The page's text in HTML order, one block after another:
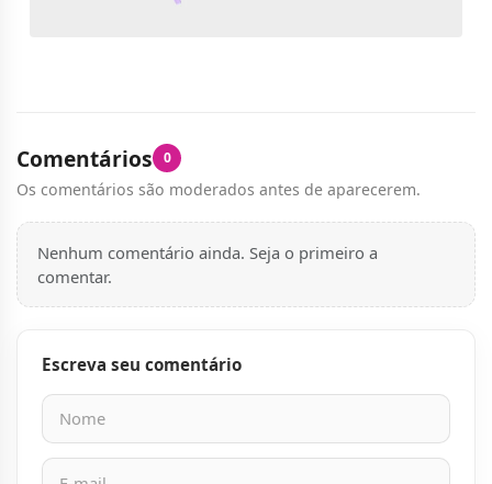
Comentários 0
Os comentários são moderados antes de aparecerem.
Nenhum comentário ainda. Seja o primeiro a
comentar.
Escreva seu comentário
Nome
E-mail